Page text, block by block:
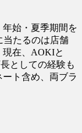
始・夏季期間を
当たるのは店舗
現在、AOKIと
としての経験も
ト含め、両ブラ